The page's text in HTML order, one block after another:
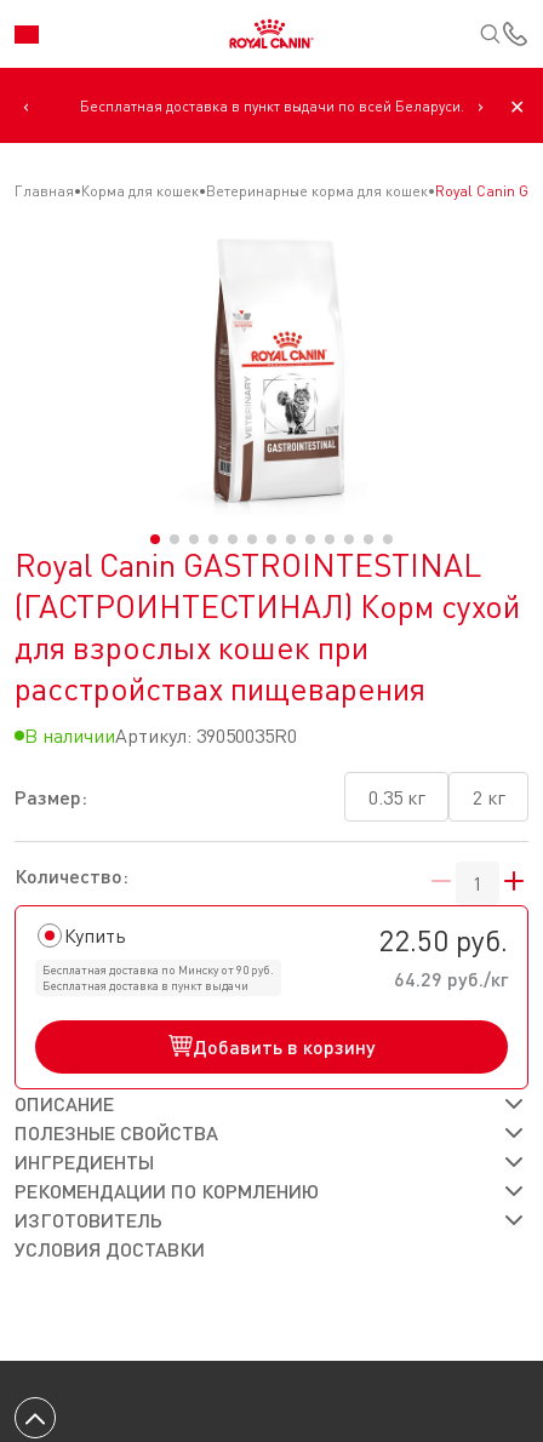
‹ Бесплатная доставка в пункт выдачи по всей Беларуси. › ✕
Главная Корма для кошек Ветеринарные корма для кошек Royal Canin
Royal Canin GASTROINTESTINAL
(ГАСТРОИНТЕСТИНАЛ) Корм сухой
для взрослых кошек при
расстройствах пищеварения
В наличииАртикул: 39050035R0
Размер: 0.35 кг 2 кг
Количество:
Купить
Бесплатная доставка по Минску от 90 руб.
Бесплатная доставка в пункт выдачи
22.50 руб.
64.29 руб./кг
Добавить в корзину
ОПИСАНИЕ
ПОЛЕЗНЫЕ СВОЙСТВА
ИНГРЕДИЕНТЫ
РЕКОМЕНДАЦИИ ПО КОРМЛЕНИЮ
ИЗГОТОВИТЕЛЬ
УСЛОВИЯ ДОСТАВКИ
Вернуться к началу